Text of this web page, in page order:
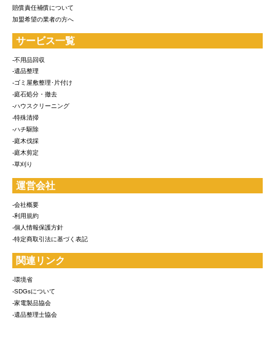
賠償責任補償について
加盟希望の業者の方へ
サービス一覧
-不用品回収
-遺品整理
-ゴミ屋敷整理･片付け
-庭石処分・撤去
-ハウスクリーニング
-特殊清掃
-ハチ駆除
-庭木伐採
-庭木剪定
-草刈り
運営会社
-会社概要
-利用規約
-個人情報保護方針
-特定商取引法に基づく表記
関連リンク
-環境省
-SDGsについて
-家電製品協会
-遺品整理士協会